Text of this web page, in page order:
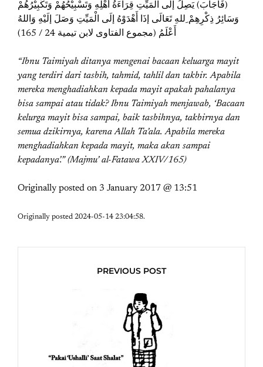
(فَأَجَابَ) يَصِلُ إلَى الْمَيِّتِ قِرَاءَةُ أَهْلِهِ وَتَسْبِيْحُهُمْ وَتَكْبِيْرُهُمْ
وَسَائِرُ ذِكْرِهِمْ ِللهِ تَعَالَى إذَا أَهْدَوْهُ إلَى الْمَيِّتِ وَصَلَ إلَيْهِ وَاللهُ
أَعْلَمُ (مجموع الفتاوى لابن تيمية 24 / 165)
“Ibnu Taimiyah ditanya mengenai bacaan keluarga mayit
yang terdiri dari tasbih, tahmid, tahlil dan takbir. Apabila
mereka menghadiahkan kepada mayit apakah pahalanya
bisa sampai atau tidak? Ibnu Taimiyah menjawab, ‘Bacaan
kelurga mayit bisa sampai, baik tasbihnya, takbirnya dan
semua dzikirnya, karena Allah Ta’ala. Apabila mereka
menghadiahkan kepada mayit, maka akan sampai
kepadanya’.” (Majmu’ al-Fatawa XXIV/165)
Originally posted on 3 January 2017 @ 13:51
Originally posted 2024-05-14 23:04:58.
PREVIOUS POST